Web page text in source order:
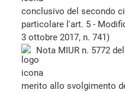
conclusivo del secondo
particolare l'art. 5 -
3 ottobre 2017, n. 741)
Nota MIUR n. 5772
merito allo svolgimento